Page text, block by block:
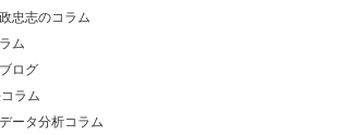
忠志のコラム
ム
ログ
ラム
ータ分析コラム